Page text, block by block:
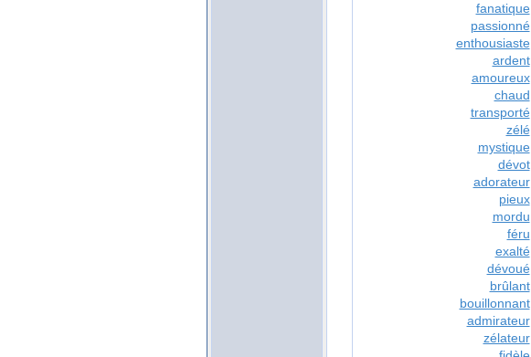
fanatique
passionné
enthousiaste
ardent
amoureux
chaud
transporté
zélé
mystique
dévot
adorateur
pieux
mordu
féru
exalté
dévoué
brûlant
bouillonnant
admirateur
zélateur